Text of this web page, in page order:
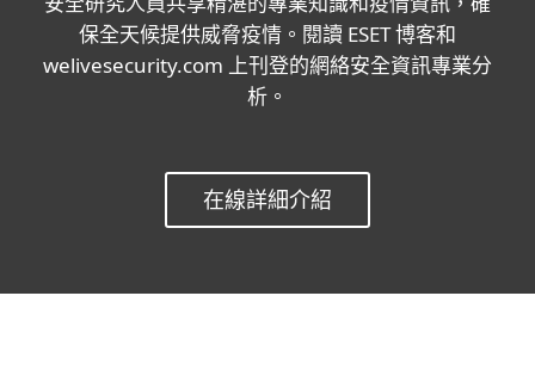
保全天候提供威脅疫情。閱讀 ESET 博客和
welivesecurity.com 上刊登的網絡安全資訊專業分
析。
在線詳細介紹